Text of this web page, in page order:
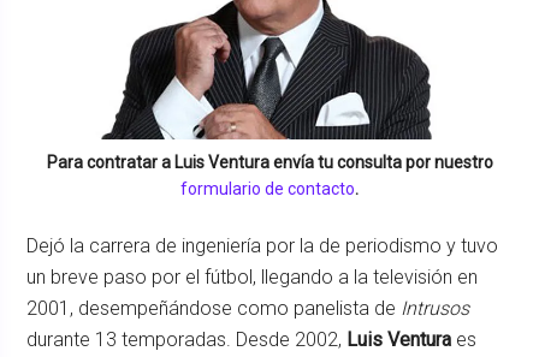
Para contratar a Luis Venturaenvía tu consulta por nuestro
formulario de contacto.
Dejó la carrera de ingeniería por la de periodismo y tuvo
un breve paso por el fútbol, llegando a la televisión en
2001, desempeñándose como panelista de Intrusos
durante 13 temporadas. Desde 2002, Luis Ventura es